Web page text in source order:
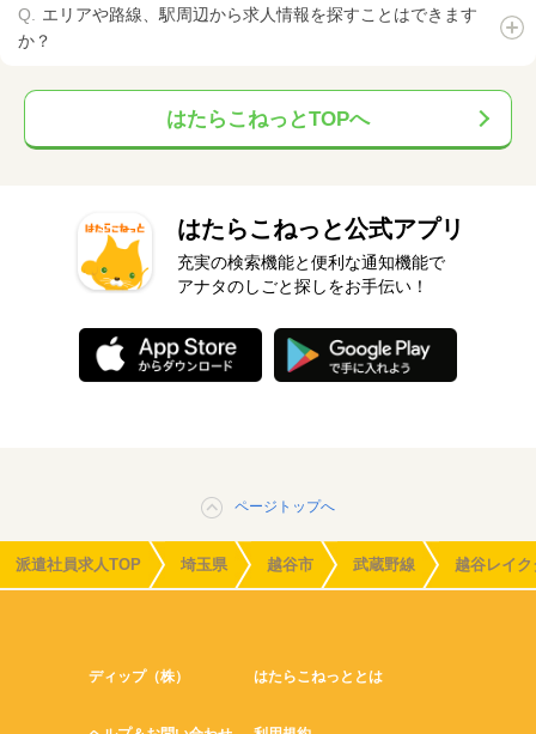
エリアや路線、駅周辺から求人情報を探すことはできます
か？
はたらこねっとTOPへ
はたらこねっと公式アプリ
充実の検索機能と便利な通知機能で
アナタのしごと探しをお手伝い！
ページトップへ
派遣社員求人TOP 埼玉県 越谷市 武蔵野線 越谷レイ
ディップ（株） はたらこねっととは